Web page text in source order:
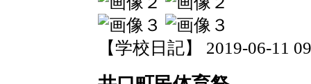
【学校日記】 2019-06-11